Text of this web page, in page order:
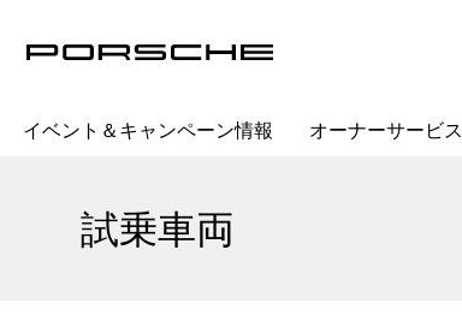
イベント＆キャンペーン情報 オーナーサービス
試乗車両